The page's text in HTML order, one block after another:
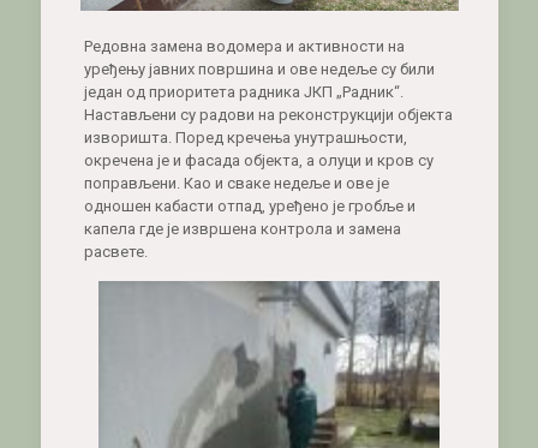
Редовна замена водомера и активности на
уређењу јавних површина и ове недеље су били
један од приоритета радника ЈКП „Радник“.
Настављени су радови на реконструкцији објекта
изворишта. Поред кречења унутрашњости,
окречена је и фасада објекта, а олуци и кров су
поправљени. Као и сваке недеље и ове је
одношен кабасти отпад, уређено је гробље и
капела где је извршена контрола и замена
расвете.